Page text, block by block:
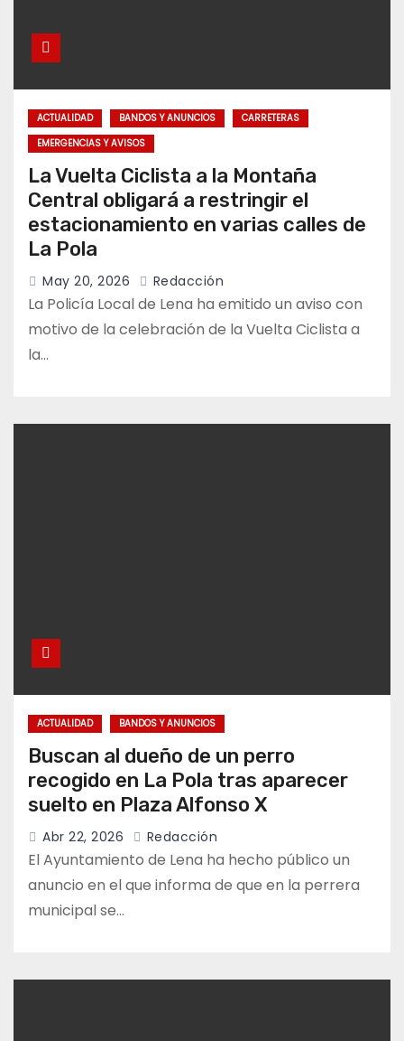
ACTUALIDAD BANDOS Y ANUNCIOS
CARRETERAS
EMERGENCIAS Y AVISOS
La Vuelta Ciclista a la Montaña
Central obligará a restringir el
estacionamiento en varias calles de
La Pola
May 20, 2026 Redacción
La Policía Local de Lena ha emitido un aviso con
motivo de la celebración de la Vuelta Ciclista a
la…
ACTUALIDAD BANDOS Y ANUNCIOS
Buscan al dueño de un perro
recogido en La Pola tras aparecer
suelto en Plaza Alfonso X
Abr 22, 2026 Redacción
El Ayuntamiento de Lena ha hecho público un
anuncio en el que informa de que en la perrera
municipal se…